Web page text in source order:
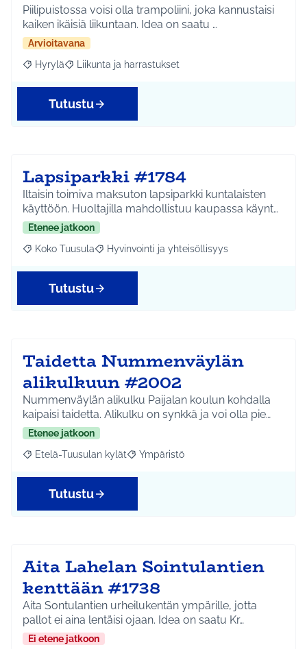
Piilipuistossa voisi olla trampoliini, joka kannustaisi
kaiken ikäisiä liikuntaan. Idea on saatu …
Arvioitavana
Rajaa tulokset aihepiirin mukaan: Hyrylä
Hyrylä Rajaa tulokset teeman mukaan: Liikunta ja
Liikunta ja harrastukset
Tutustu
Lapsiparkki #1784
Iltaisin toimiva maksuton lapsiparkki kuntalaisten
käyttöön. Huoltajilla mahdollistuu kaupassa käynt…
Etenee jatkoon
Rajaa tulokset aihepiirin mukaan: Koko Tuusula
Koko Tuusula Rajaa tulokset teeman mukaan: Hyvinvointi ja
Hyvinvointi ja yhteisöllisyys
Tutustu
Taidetta Nummenväylän
alikulkuun #2002
Nummenväylän alikulku Paijalan koulun kohdalla
kaipaisi taidetta. Alikulku on synkkä ja voi olla pie…
Etenee jatkoon
Rajaa tulokset aihepiirin mukaan: Etelä-Tuusulan kylät
Etelä-Tuusulan kylät Rajaa tulokset teeman mukaan:
Ympäristö
Tutustu
Aita Lahelan Sointulantien
kenttään #1738
Aita Sontulantien urheilukentän ympärille, jotta
pallot ei aina lentäisi ojaan. Idea on saatu Kr…
Ei etene jatkoon